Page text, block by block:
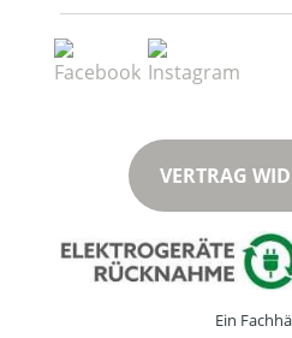
VERTRAG
Ein